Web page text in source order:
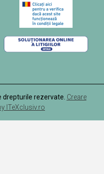
rezervate. Creare
ITeXclusiv.ro